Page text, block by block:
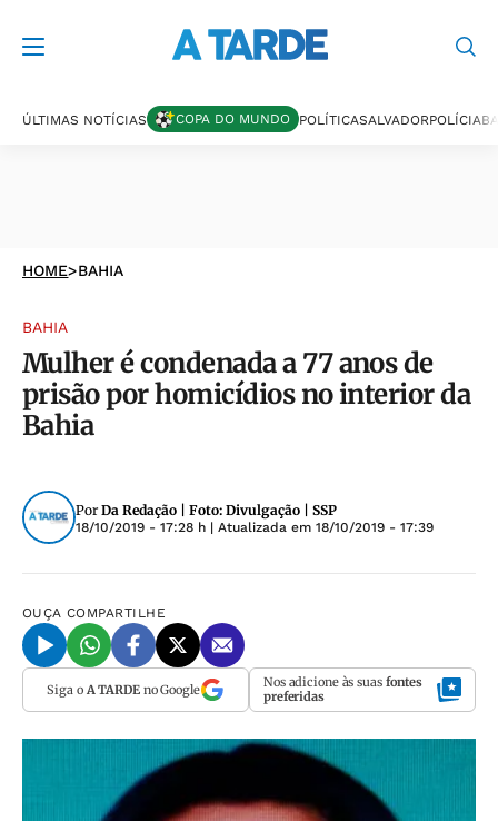
ÚLTIMAS NOTÍCIAS COPA DO MUNDO POLÍTICASALVADORPOLÍCIA
HOME>BAHIA
BAHIA
Mulher é condenada a 77 anos de
prisão por homicídios no interior da
Bahia
Por Da Redação | Foto: Divulgação | SSP
18/10/2019 - 17:28 h | Atualizada em 18/10/2019 - 17:39
OUÇA COMPARTILHE
Siga o A TARDEno Google Nos adicione às suas fontes
preferidas